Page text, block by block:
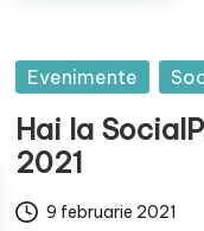
Posted
Evenimente
Hai la
2021
9 februarie 2021